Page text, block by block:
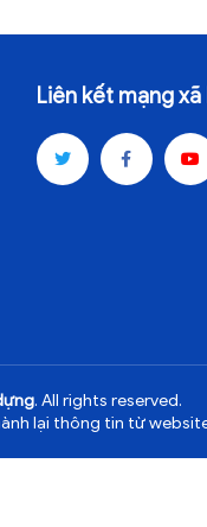
Liên kết mạng xã
. All rights reserved.
lại thông tin từ